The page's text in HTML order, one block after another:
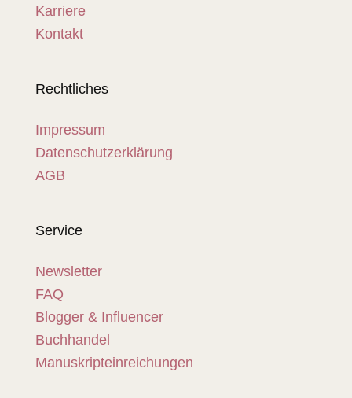
Karriere
Kontakt
Rechtliches
Impressum
Datenschutzerklärung
AGB
Service
Newsletter
FAQ
Blogger & Influencer
Buchhandel
Manuskripteinreichungen